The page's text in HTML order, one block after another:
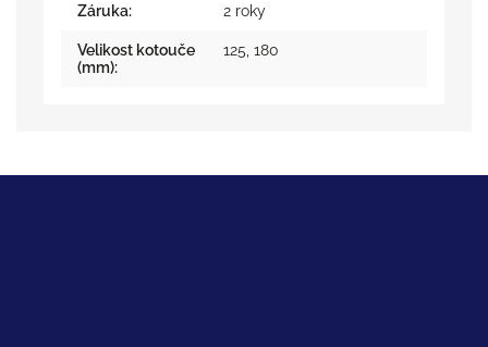
Záruka: 2 roky
Velikost kotouče
(mm):
125 ,180